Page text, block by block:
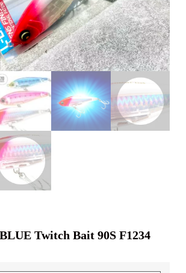
Twitch Bait 90S F1234